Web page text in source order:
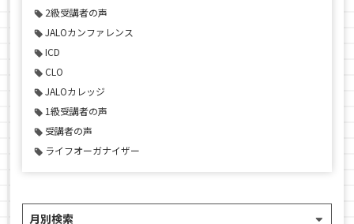
2級受講者の声
JALOカンファレンス
ICD
CLO
JALOカレッジ
1級受講者の声
受講者の声
ライフオーガナイザー